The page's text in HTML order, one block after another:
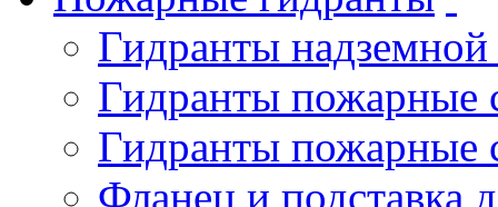
Гидранты
Гидранты пожарные
Гидранты пожарные
Фланец и подставка